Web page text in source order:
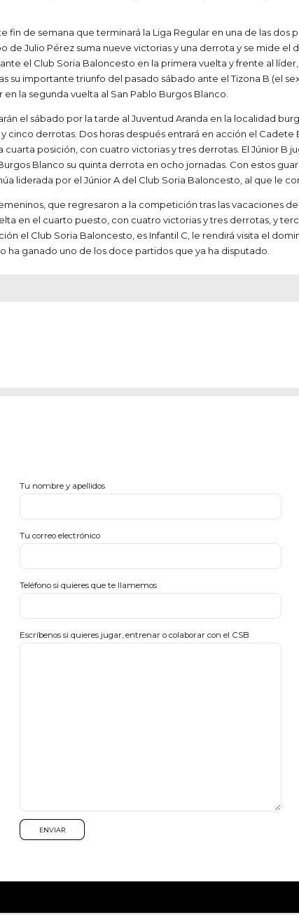
de semana que terminará la Liga Regular en una de las dos
Julio Pérez suma nueve victorias y una derrota y se mide el
el Club Soria Baloncesto en la primera vuelta y frente al
su importante triunfo del pasado sábado ante el Tizona B (el
la segunda vuelta al San Pablo Burgos Blanco.
el sábado por la tarde al Juventud Aranda en la localidad
cinco derrotas. Dos horas después entrará en acción el
posición, con cuatro victorias y tres derrotas. El Júnior B
Blanco su quinta derrota en ocho jornadas. Con estos
liderada por el Júnior A del Club Soria Baloncesto, al que le
que regresaron a la competición tras las vacaciones
en el cuarto puesto, con cuatro victorias y tres derrotas, y
el Club Soria Baloncesto, es Infantil C, le rendirá visita el
ha ganado uno de los doce partidos que ya ha disputado.
Tu nombre y apellidos
Tu correo electrónico
Teléfono si quieres que te llamemos
Escríbenos si quieres jugar, entrenar o colaborar con el CSB